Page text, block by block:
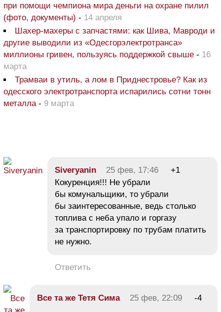
при помощи чемпиона мира деньги на охране пилил
(фото, документы) - 14 апреля
Шахер-махеры с запчастями: как Шива, Мавроди и
другие выводили из «Одесгорэлектротранса»
миллионы гривен, пользуясь поддержкой свыше - 16
марта
Трамваи в утиль, а лом в Приднестровье? Как из
одесского электротранспорта испарились сотни тонн
металла- 9 марта
Siveryanin 25 фев, 17:46
+1
Кокуренция!!! Не убрали
бы комунальщики, то убрали
бы заинтересованные, ведь столько
топлива с неба упало и горгазу
за транспортировку по трубам платить
не нужно.
Ответить
Все та же Тетя Сима 25 фев, 22:09 -4